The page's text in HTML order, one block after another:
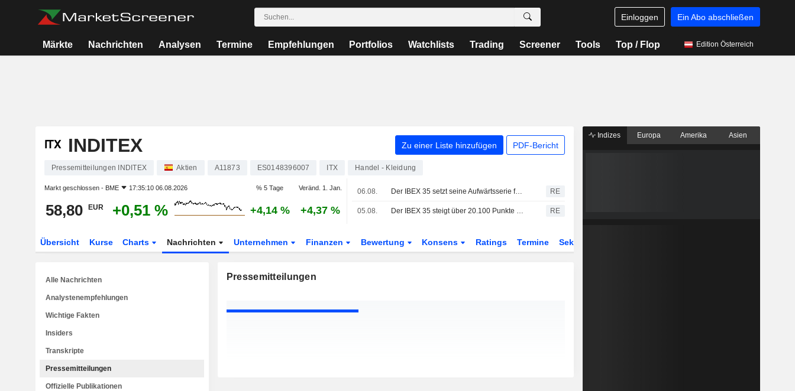
Einloggen Ein Abo abschließen
Märkte Nachrichten Analysen Termine Empfehlungen Portfolios Watchlists Trading Screener Tools Top / Flop Edition Österreich
INDITEX Zu einer Liste hinzufügen PDF-Bericht
Pressemitteilungen INDITEX Aktien A11873 ES0148396007 ITX Handel - Kleidung
Markt geschlossen - BME 17:35:10 06.08.2026 % 5 Tage Veränd. 1. Jan.
58,80 EUR +0,51 % +4,14 % +4,37 %
06.08. Der IBEX 35 setzt seine Aufwärtsserie fort - getragen von Hoffnungen auf ein Abkommen zwischen den USA und Iran RE
05.08. Der IBEX 35 steigt über 20.100 Punkte - Technologiebranche und Geopolitik im Fokus RE
Übersicht Kurse Charts Nachrichten Unternehmen Finanzen Bewertung Konsens Ratings Termine Sektor
Pressemitteilungen
Alle Nachrichten
Analystenempfehlungen
Wichtige Fakten
Insiders
Transkripte
Pressemitteilungen
Offizielle Publikationen
Indizes Europa Amerika Asien